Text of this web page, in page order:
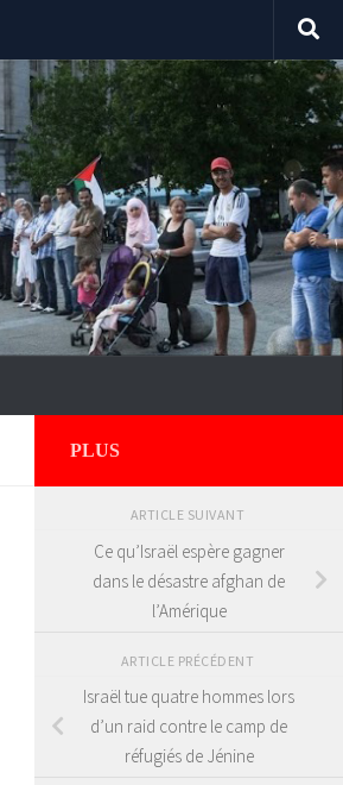
PLUS
ARTICLE SUIVANT
Ce qu’Israël espère gagner
dans le désastre afghan de
l’Amérique
ARTICLE PRÉCÉDENT
Israël tue quatre hommes lors
d’un raid contre le camp de
réfugiés de Jénine